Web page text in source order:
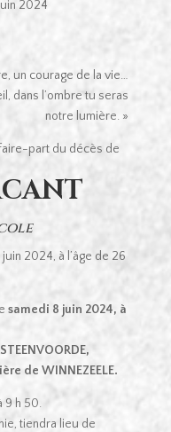
2024
un courage de la vie…
dans l’ombre tu seras
notre lumière. »
part du décès de
2024, à l’âge de 26
samedi 8 juin 2024, à
de WINNEZEELE.
9 h 50.
tiendra lieu de